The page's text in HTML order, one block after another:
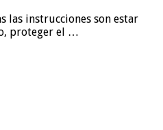
las instrucciones son estar
proteger el …